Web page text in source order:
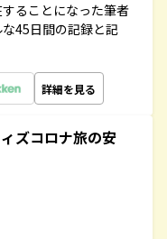
ることになった筆者
45日間の記録と記
詳細を見る
ズコロナ旅の安